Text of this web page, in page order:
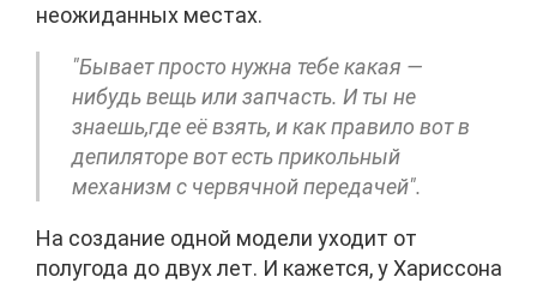
неожиданных местах.
"Бывает просто нужна тебе какая —
нибудь вещь или запчасть. И ты не
знаешь,где её взять, и как правило вот в
депиляторе вот есть прикольный
механизм с червячной передачей".
На создание одной модели уходит от
полугода до двух лет. И кажется, у Хариссона